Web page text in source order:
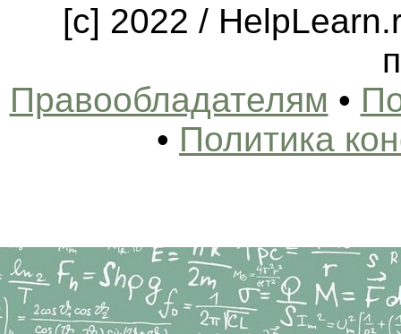
[c] 2022 /
Правообладателям •
• Политика